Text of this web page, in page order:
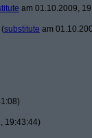
am 01.10.2009,
(substitute am
19:43:44)